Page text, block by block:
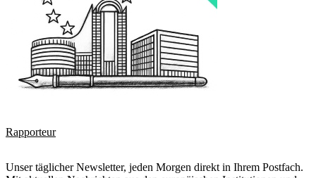
Rapporteur
Unser täglicher Newsletter, jeden Morgen direkt in Ihrem Postfach.